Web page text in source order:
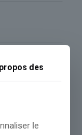
des
le